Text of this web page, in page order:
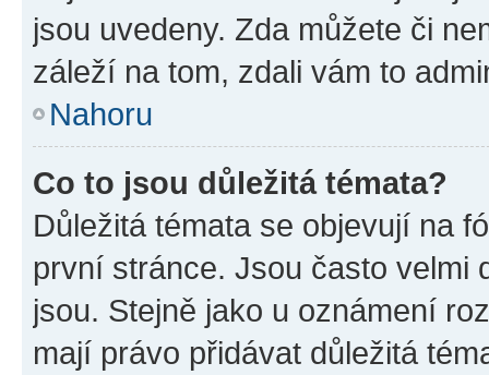
jsou uvedeny. Zda můžete či
záleží na tom, zdali vám to
Nahoru
Co to jsou důležitá témata?
Důležitá témata se objevují na
první stránce. Jsou často velmi
jsou. Stejně jako u oznámení
mají právo přidávat důležitá